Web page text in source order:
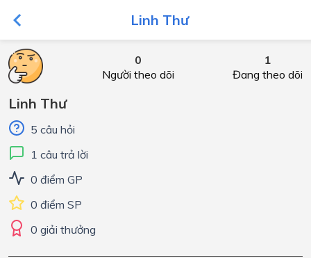
Linh Thư
0
Người theo dõi
1
Đang theo dõi
Linh Thư
5 câu hỏi
1 câu trả lời
0 điểm GP
0 điểm SP
0 giải thưởng